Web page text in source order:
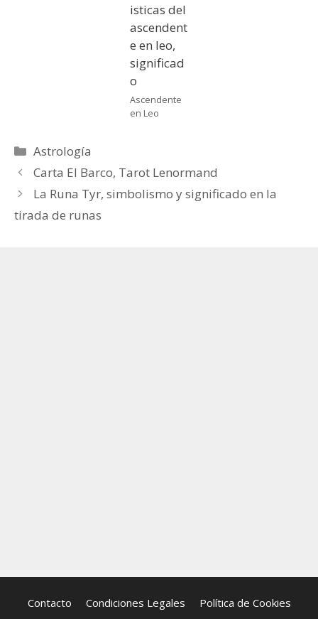
Ascendente
en Leo
Categorías
Astrología
Carta El Barco, Tarot Lenormand
La Runa Tyr, simbolismo y significado en la
tirada de runas
Contacto Condiciones Legales Política de Cookies